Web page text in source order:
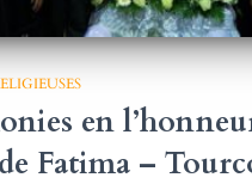
en
Fatima –